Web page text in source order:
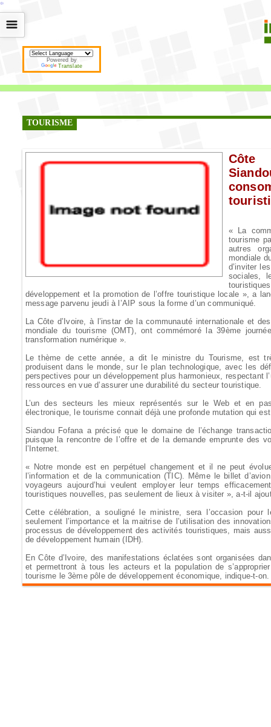
*
*
*
*
*
*
*
*
*
*
*
*
*
*
*
*
*
*
*
*
*
*
*
*
*
*
*
*
*
*
*
*
*
*
*
*
Powered by
Translate
☰
TOURISME
Côte
« La
tourisme
autres
mondiale
d’inviter
sociales,
développement et la promotion de l’offre touristique locale », a
message parvenu jeudi à l’AIP sous la forme d’un communiqué.
La Côte d’Ivoire, à l’instar de la communauté internationale et
mondiale du tourisme (OMT), ont commémoré la 39ème
transformation numérique ».
Le thème de cette année, a dit le ministre du Tourisme, est
produisent dans le monde, sur le plan technologique, avec les
perspectives pour un développement plus harmonieux, respectant
ressources en vue d’assurer une durabilité du secteur touristique.
L’un des secteurs les mieux représentés sur le Web et en
électronique, le tourisme connait déjà une profonde mutation qui
Siandou Fofana a précisé que le domaine de l’échange
puisque la rencontre de l’offre et de la demande emprunte des
l’Internet.
« Notre monde est en perpétuel changement et il ne peut
l’information et de la communication (TIC). Même le billet
voyageurs aujourd’hui veulent employer leur temps
touristiques nouvelles, pas seulement de lieux à visiter », a-t-il
Cette célébration, a souligné le ministre, sera l’occasion
seulement l’importance et la maitrise de l’utilisation des
processus de développement des activités touristiques, mais
de développement humain (IDH).
En Côte d’Ivoire, des manifestations éclatées sont organisées
et permettront à tous les acteurs et la population de
tourisme le 3ème pôle de développement économique, indique-t-on.